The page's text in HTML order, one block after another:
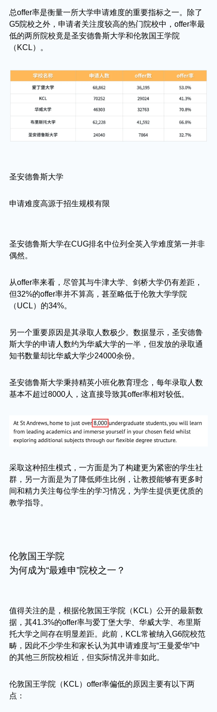
总offer率是衡量一所大学申请难度的重要指标之一。除了
G5院校之外，申请者关注度较高的热门院校中，offer率最
低的两所院校竟是圣安德鲁斯大学和伦敦国王学院
（KCL）。
圣安德鲁斯大学
申请难度高源于招生规模有限
圣安德鲁斯大学在CUG排名中位列全英入学难度第一并非
偶然。
从offer率来看，尽管其与牛津大学、剑桥大学仍有差距，
但32%的offer率并不算高，甚至略低于伦敦大学学院
（UCL）的34%。
另一个重要原因是其录取人数极少。数据显示，圣安德鲁
斯大学的申请人数约为华威大学的一半，但发放的录取通
知书数量却比华威大学少24000余份。
圣安德鲁斯大学秉持精英小班化教育理念，每年录取人数
基本不超过8000人，这直接导致其offer率相对较低。
采取这种招生模式，一方面是为了构建更为紧密的学生社
群，另一方面是为了降低师生比例，让教授能够有更多时
间和精力关注每位学生的学习情况，为学生提供更优质的
教学指导。
伦敦国王学院
为何成为“最难申”院校之一？
值得关注的是，根据伦敦国王学院（KCL）公开的最新数
据，其41.3%的offer率与爱丁堡大学、华威大学、布里斯
托大学之间存在明显差距。此前，KCL常被纳入G6院校范
畴，因此不少学生和家长认为其申请难度与“王曼爱华”中
的其他三所院校相近，但实际情况并非如此。
伦敦国王学院（KCL）offer率偏低的原因主要有以下两
点：